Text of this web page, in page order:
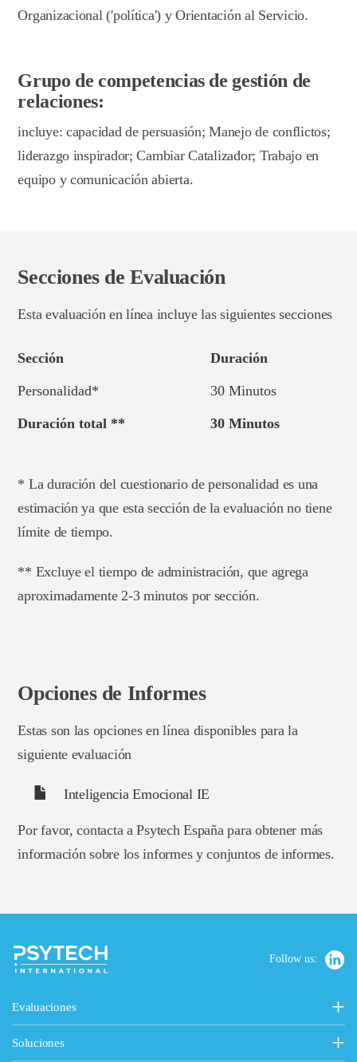
Organizacional ('política') y Orientación al Servicio.
Grupo de competencias de gestión de
relaciones:
incluye: capacidad de persuasión; Manejo de conflictos;
liderazgo inspirador; Cambiar Catalizador; Trabajo en
equipo y comunicación abierta.
Secciones de Evaluación
Esta evaluación en línea incluye las siguientes secciones
Sección Duración
Personalidad* 30 Minutos
Duración total ** 30 Minutos
* La duración del cuestionario de personalidad es una
estimación ya que esta sección de la evaluación no tiene
límite de tiempo.
** Excluye el tiempo de administración, que agrega
aproximadamente 2-3 minutos por sección.
Opciones de Informes
Estas son las opciones en línea disponibles para la
siguiente evaluación
Inteligencia Emocional IE
Por favor, contacta a Psytech España para obtener más
información sobre los informes y conjuntos de informes.
Follow us:
Evaluaciones
Personalidad, Valores y Motivaciones
15FQ+ Cuestionario de Personalidad
Soluciones